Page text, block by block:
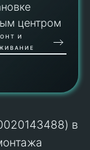
центром
И
в